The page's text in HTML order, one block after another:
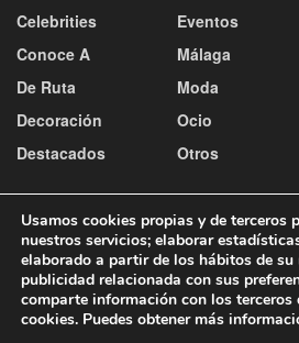
Celebrities
Conoce A
De Ruta
Decoración
Destacados
Eventos
Málaga
Moda
Ocio
Otros
Contacto y publicidad Aviso Legal
Política de Privacidad
Usamos cookies propias y de terceros
nuestros servicios; elaborar
elaborado a partir de los hábitos de
publicidad relacionada con sus
comparte información con los
cookies. Puedes obtener más